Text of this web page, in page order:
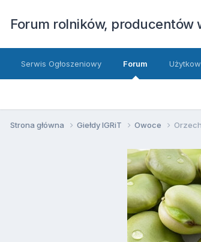
Forum rolników,
Serwis Ogłoszeniowy Forum
Strona główna Giełdy IGRiT Owoce